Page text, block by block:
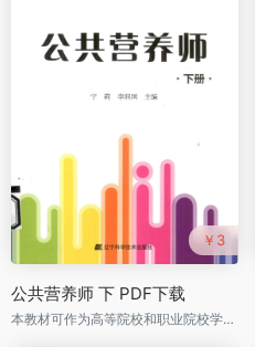
￥3
公共营养师 下 PDF下载
本教材可作为高等院校和职业院校学生、医疗机构的医护人员和营养工作者以及社会人士学习营养学的专业教材